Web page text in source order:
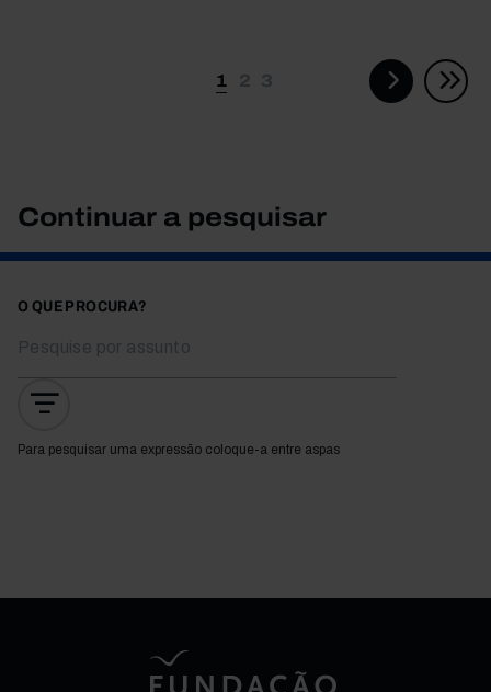
1 2 3
Continuar a pesquisar
O QUE PROCURA?
Para pesquisar uma expressão coloque-a entre aspas